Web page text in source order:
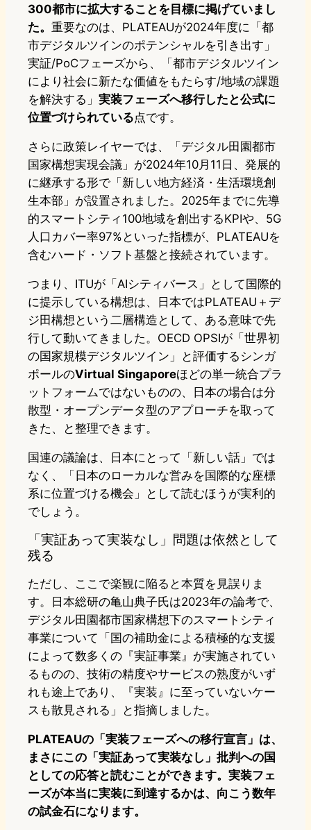
300都市に拡大することを目標に掲げていまし
た。 重要なのは、PLATEAUが2024年度に「都
市デジタルツインのポテンシャルを引き出す」
実証/PoCフェーズから、「都市デジタルツイン
により社会に新たな価値をもたらす/地域の課題
を解決する」 実装フェーズへ移行したと公式に
位置づけられている点です。
さらに政策レイヤーでは、「デジタル田園都市
国家構想実現会議」が2024年10月11日、発展的
に継承する形で「新しい地方経済・生活環境創
生本部」が設置されました。2025年までに先導
的スマートシティ100地域を創出するKPIや、5G
人口カバー率97%といった指標が、PLATEAUを
含むハード・ソフト基盤と接続されています。
つまり、ITUが「AIシティバース」として国際的
に提示している構想は、日本ではPLATEAU＋デ
ジ田構想という二層構造として、ある意味で先
行して動いてきました。OECD OPSIが「世界初
の国家規模デジタルツイン」と評価するシンガ
ポールのVirtual Singaporeほどの単一統合プラ
ットフォームではないものの、日本の場合は分
散型・オープンデータ型のアプローチを取って
きた、と整理できます。
国連の議論は、日本にとって「新しい話」では
なく、「日本のローカルな営みを国際的な座標
系に位置づける機会」として読むほうが実利的
でしょう。
「実証あって実装なし」問題は依然として
残る
ただし、ここで楽観に陥ると本質を見誤りま
す。日本総研の亀山典子氏は2023年の論考で、
デジタル田園都市国家構想下のスマートシティ
事業について「国の補助金による積極的な支援
によって数多くの『実証事業』が実施されてい
るものの、技術の精度やサービスの熟度がいず
れも途上であり、『実装』に至っていないケー
スも散見される」と指摘しました。
PLATEAUの「実装フェーズへの移行宣言」は、
まさにこの「実証あって実装なし」批判への国
としての応答と読むことができます。実装フェ
ーズが本当に実装に到達するかは、向こう数年
の試金石になります。